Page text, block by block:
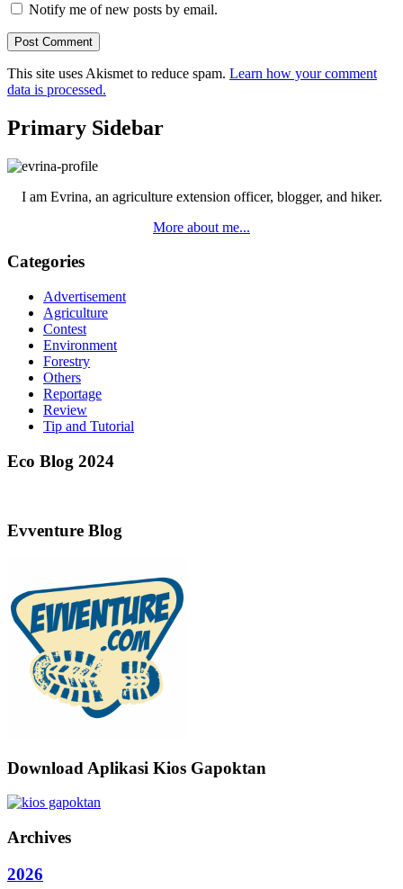
Notify me of new posts by email.
This site uses Akismet to reduce spam. Learn how your comment
data is processed.
Primary Sidebar
I am Evrina, an agriculture extension officer, blogger, and hiker.
More about me...
Categories
Advertisement
Agriculture
Contest
Environment
Forestry
Others
Reportage
Review
Tip and Tutorial
Eco Blog 2024
Evventure Blog
Download Aplikasi Kios Gapoktan
Archives
2026